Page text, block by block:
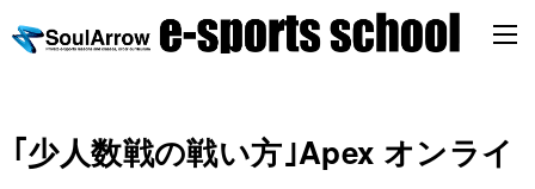
｢少人数戦の戦い方｣Apex オンライ